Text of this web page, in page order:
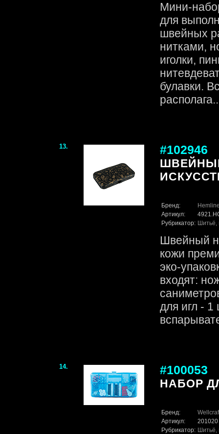
Мини-
для
швейных
нитками,
иголки,
булавки.
13. #102946
Бренд:
Артикул:
Рубрикатор: Шитьё,
Швейный
кожи
эко-
входят:
для игл - 1
14. #100053
НАБОР
Бренд:
Артикул:
201020
Рубрикатор: Шитьё,